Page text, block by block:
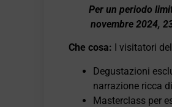
Per un periodo
novembre 2024,
Che cosa: I visitatori
Degustazioni
narrazione ricca di
Masterclass per